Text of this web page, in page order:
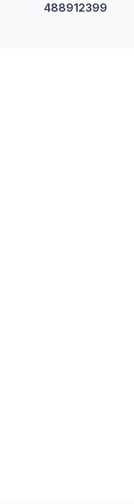
488912399